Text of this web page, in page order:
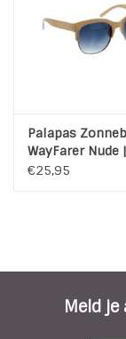
Palapas
WayFarer Nude
| Unisex
€25,95
Meld